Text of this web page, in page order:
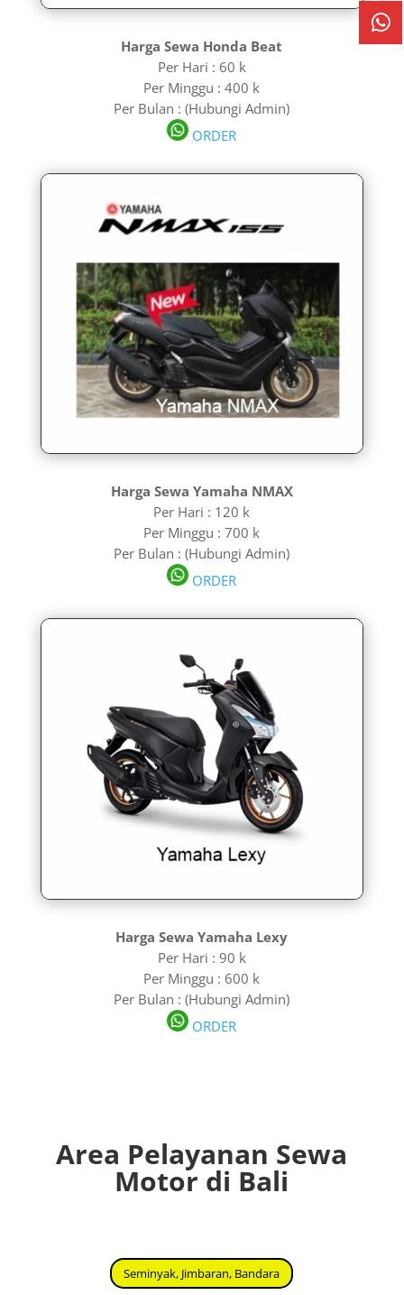
Harga Sewa Honda Beat
Per Hari : 60 k
Per Minggu : 400 k
Per Bulan : (Hubungi Admin)
ORDER
Harga Sewa Yamaha NMAX
Per Hari : 120 k
Per Minggu : 700 k
Per Bulan : (Hubungi Admin)
ORDER
Harga Sewa Yamaha Lexy
Per Hari : 90 k
Per Minggu : 600 k
Per Bulan : (Hubungi Admin)
ORDER
Area Pelayanan Sewa
Motor di Bali
Seminyak, Jimbaran, Bandara